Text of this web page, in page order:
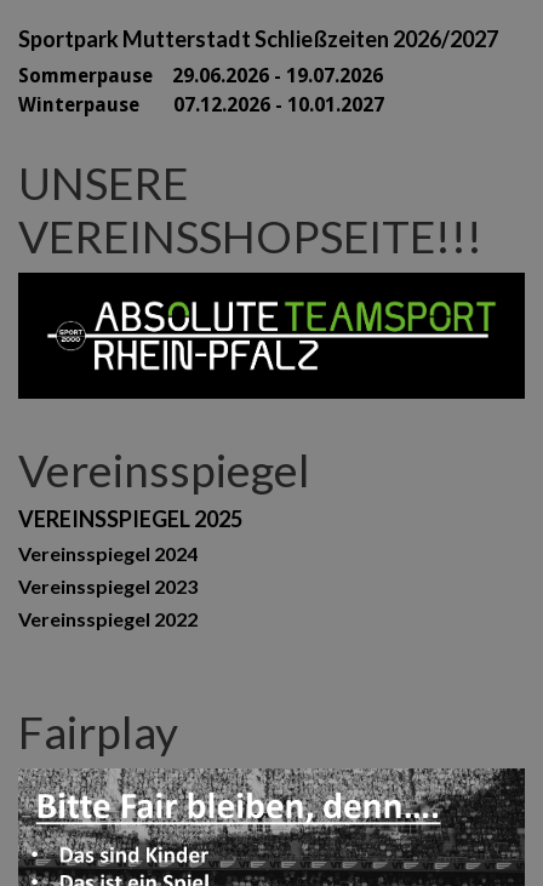
Sportpark Mutterstadt Schließzeiten 2026/2027
Sommerpause 29.06.2026 - 19.07.2026
Winterpause 07.12.2026 - 10.01.2027
UNSERE
VEREINSSHOPSEITE!!!
Vereinsspiegel
VEREINSSPIEGEL 2025
Vereinsspiegel 2024
Vereinsspiegel 2023
Vereinsspiegel 2022
Fairplay